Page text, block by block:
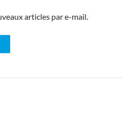
articles par e-mail.